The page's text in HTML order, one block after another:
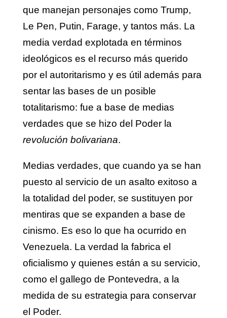
que manejan personajes como Trump,
Le Pen, Putin, Farage, y tantos más. La
media verdad explotada en términos
ideológicos es el recurso más querido
por el autoritarismo y es útil además para
sentar las bases de un posible
totalitarismo: fue a base de medias
verdades que se hizo del Poder la
revolución bolivariana.
Medias verdades, que cuando ya se han
puesto al servicio de un asalto exitoso a
la totalidad del poder, se sustituyen por
mentiras que se expanden a base de
cinismo. Es eso lo que ha ocurrido en
Venezuela. La verdad la fabrica el
oficialismo y quienes están a su servicio,
como el gallego de Pontevedra, a la
medida de su estrategia para conservar
el Poder.